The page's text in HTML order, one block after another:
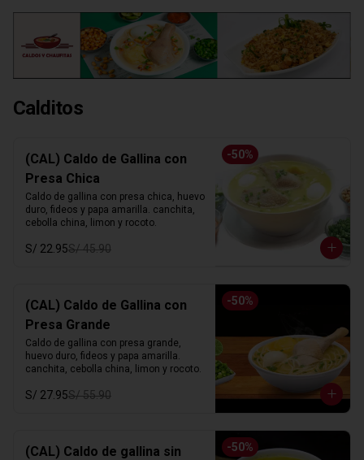
Calditos
-50%
(CAL) Caldo de Gallina con
Presa Chica
Caldo de gallina con presa chica, huevo
duro, fideos y papa amarilla. canchita,
cebolla china, limon y rocoto.
S/ 22.95S/ 45.90
-50%
(CAL) Caldo de Gallina con
Presa Grande
Caldo de gallina con presa grande,
huevo duro, fideos y papa amarilla.
canchita, cebolla china, limon y rocoto.
S/ 27.95S/ 55.90
-50%
(CAL) Caldo de gallina sin